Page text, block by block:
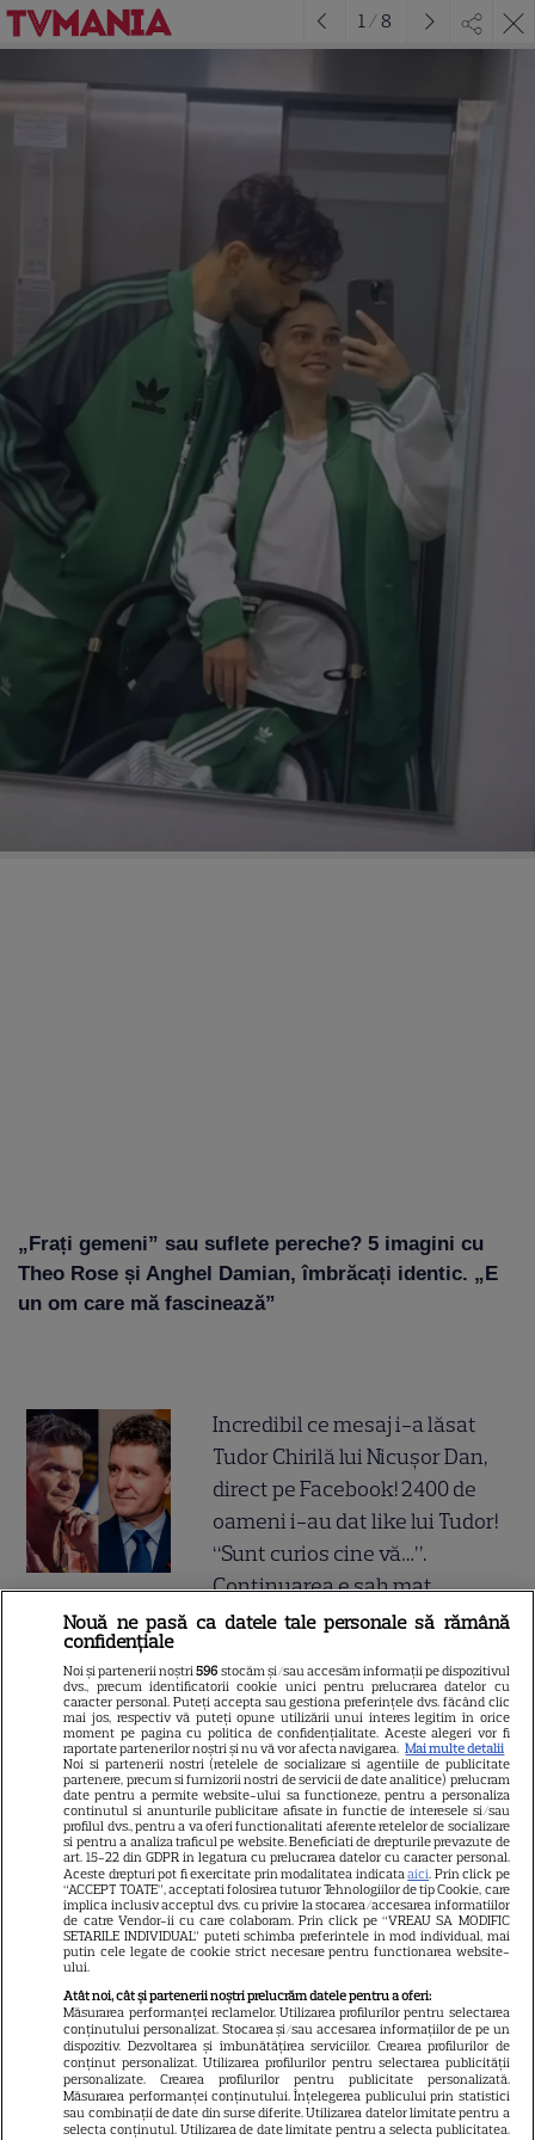
„Frați gemeni” sau suflete pereche? 5 imagini cu
Theo Rose și Anghel Damian, îmbrăcați identic. „E
un om care mă fascinează”
1/8
Incredibil ce mesaj i-a lăsat
Tudor Chirilă lui Nicușor Dan,
direct pe Facebook! 2400 de
oameni i-au dat like lui Tudor!
“Sunt curios cine vă…”.
Continuarea e șah mat
Mirabela Grădinaru, dar asta
nu e tot! Surpriza uriașă din
declarația de avere! Da, scrie
negru pe alb! O cheamă…
Jorge, revoltat după ce și-a
găsit apartamentul de la mare
devastat. Ce au lăsat în urmă
turiștii este strigător la Cer
Fiul Deei și al lui Dinu Maxer a
intrat la un liceu de renume
din București. Andreas, admis
Nouă ne pasă ca datele tale personale să rămână
confidențiale
Noi și partenerii noștri596 stocăm și/sau accesăm informații pe dispozitivul
dvs., precum identificatorii cookie unici pentru prelucrarea datelor cu
caracter personal. Puteți accepta sau gestiona preferințele dvs. făcând clic
mai jos, respectiv vă puteți opune utilizării unui interes legitim în orice
moment pe pagina cu politica de confidențialitate. Aceste alegeri vor fi
raportate partenerilor noștri și nu vă vor afecta navigarea. Mai multe detalii
Noi si partenerii nostri (retelele de socializare si agentiile de publicitate
partenere, precum si furnizorii nostri de servicii de date analitice) prelucram
date pentru a permite website-ului sa functioneze, pentru a personaliza
continutul si anunturile publicitare afisate in functie de interesele si/sau
profilul dvs., pentru a va oferi functionalitati aferente retelelor de socializare
si pentru a analiza traficul pe website. Beneficiati de drepturile prevazute de
art. 15-22 din GDPR in legatura cu prelucrarea datelor cu caracter personal.
Aceste drepturi pot fi exercitate prin modalitatea indicataaici. Prin click pe
“ACCEPT TOATE”, acceptati folosirea tuturor Tehnologiilor de tip Cookie, care
implica inclusiv acceptul dvs. cu privire la stocarea/accesarea informatiilor
de catre Vendor-ii cu care colaboram. Prin click pe “VREAU SA MODIFIC
SETARILE INDIVIDUAL” puteti schimba preferintele in mod individual, mai
putin cele legate de cookie strict necesare pentru functionarea website-
ului.
Atât noi, cât și partenerii noștri prelucrăm datele pentru a oferi:
Măsurarea performanței reclamelor. Utilizarea profilurilor pentru selectarea
conținutului personalizat. Stocarea și/sau accesarea informațiilor de pe un
dispozitiv. Dezvoltarea și îmbunătățirea serviciilor. Crearea profilurilor de
conținut personalizat. Utilizarea profilurilor pentru selectarea publicității
personalizate. Crearea profilurilor pentru publicitate personalizată.
Măsurarea performanței conținutului. Înțelegerea publicului prin statistici
sau combinații de date din surse diferite. Utilizarea datelor limitate pentru a
selecta conținutul. Utilizarea de date limitate pentru a selecta publicitatea.